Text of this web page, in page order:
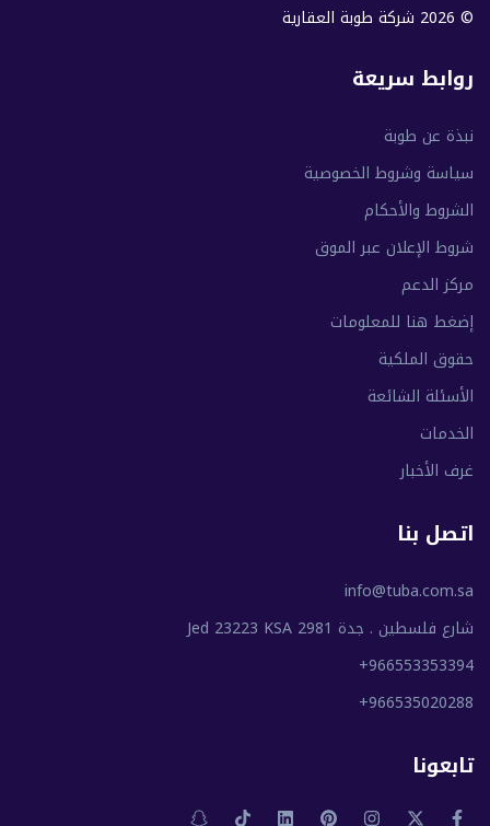
© 2026 شركة طوبة العقارية
روابط سريعة
نبذة عن طوبة
سياسة وشروط الخصوصية
الشروط والأحكام
شروط الإعلان عبر الموق
مركز الدعم
إضغط هنا للمعلومات
حقوق الملكية
الأسئلة الشائعة
الخدمات
غرف الأخبار
اتصل بنا
info@tuba.com.sa
شارع فلسطين . جدة 2981 Jed 23223 KSA
+966553353394
+966535020288
تابعونا